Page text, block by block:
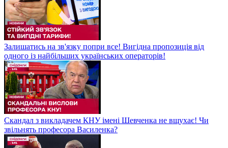
Залишатись на зв'язку попри все! Вигідна пропозиція від
одного із найбільших українських операторів!
Скандал з викладачем КНУ імені Шевченка не вщухає! Чи
звільнять професора Василенка?